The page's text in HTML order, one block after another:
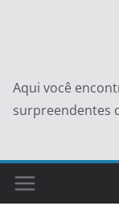
Aqui você
surpreendentes